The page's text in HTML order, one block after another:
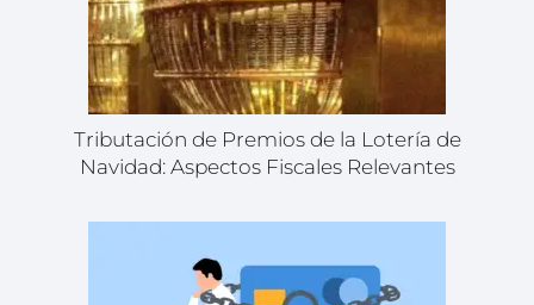
Tributación de Premios de la Lotería de
Navidad: Aspectos Fiscales Relevantes